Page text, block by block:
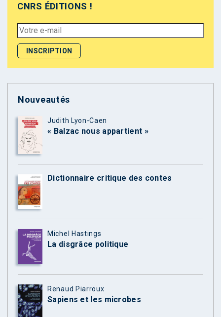
CNRS ÉDITIONS !
Nouveautés
Judith Lyon-Caen
« Balzac nous appartient »
Dictionnaire critique des contes
Michel Hastings
La disgrâce politique
Renaud Piarroux
Sapiens et les microbes